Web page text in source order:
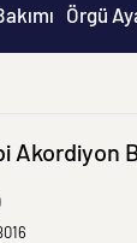
Örgü
Akordiyon